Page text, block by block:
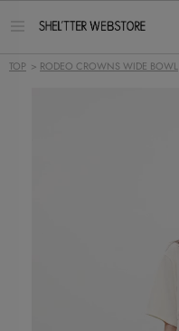
ー
TOP > RODEO CROWNS WIDE BOWL